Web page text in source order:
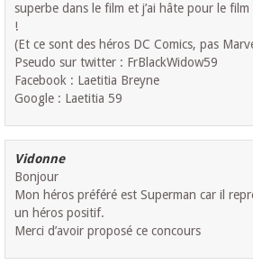
superbe dans le film et j’ai hâte pour le
!
(Et ce sont des héros DC Comics, pas
Pseudo sur twitter : FrBlackWidow59
Facebook : Laetitia Breyne
Google : Laetitia 59
Vidonne
Bonjour
Mon héros préféré est Superman car il
un héros positif.
Merci d’avoir proposé ce concours